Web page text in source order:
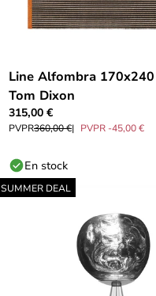
Line Alfombra
Tom Dixon
315,00 €
PVPR360,00 € PVPR -45,00 €
En stock
SUMMER DEAL